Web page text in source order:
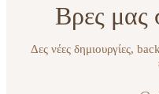
Βρες μας
Δες νέες δημιουργίες,